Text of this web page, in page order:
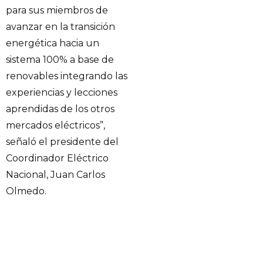
para sus miembros de
avanzar en la transición
energética hacia un
sistema 100% a base de
renovables integrando las
experiencias y lecciones
aprendidas de los otros
mercados eléctricos”,
señaló el presidente del
Coordinador Eléctrico
Nacional, Juan Carlos
Olmedo.